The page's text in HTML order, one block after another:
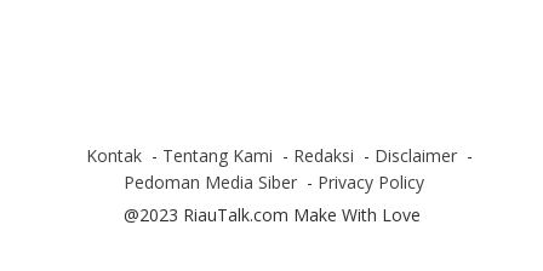
Kontak Tentang Kami Redaksi
Disclaimer
Pedoman Media Siber
Privacy Policy
@2023 RiauTalk.com Make With Love